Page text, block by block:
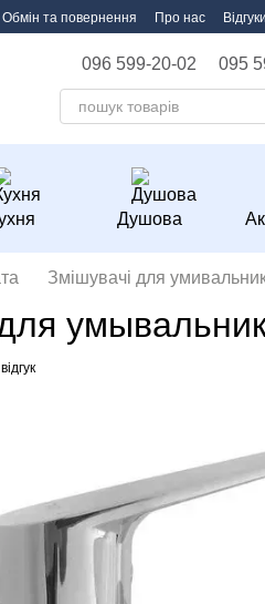
Обмін та повернення Про нас Відгуки
096 599-20-02 095
Душова
Змішувачі для